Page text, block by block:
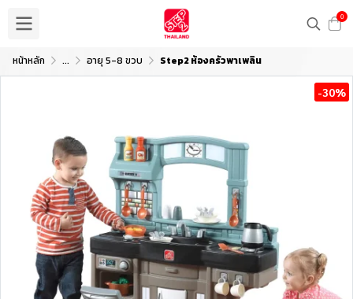
0
หน้าหลัก ... อายุ 5-8 ขวบ Step2 ห้องครัวพาเพลิน
-30%